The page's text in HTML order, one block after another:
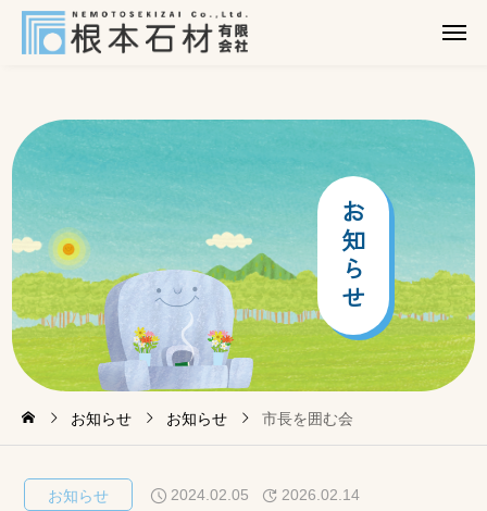
お
知
ら
せ
お知らせ お知らせ 市長を囲む会
お知らせ 2024.02.05 2026.02.14